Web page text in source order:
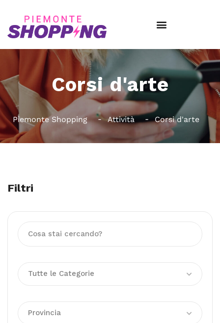
Corsi d'arte
Piemonte Shopping Attività Corsi d'arte
Filtri
Tutte le Categorie
Provincia